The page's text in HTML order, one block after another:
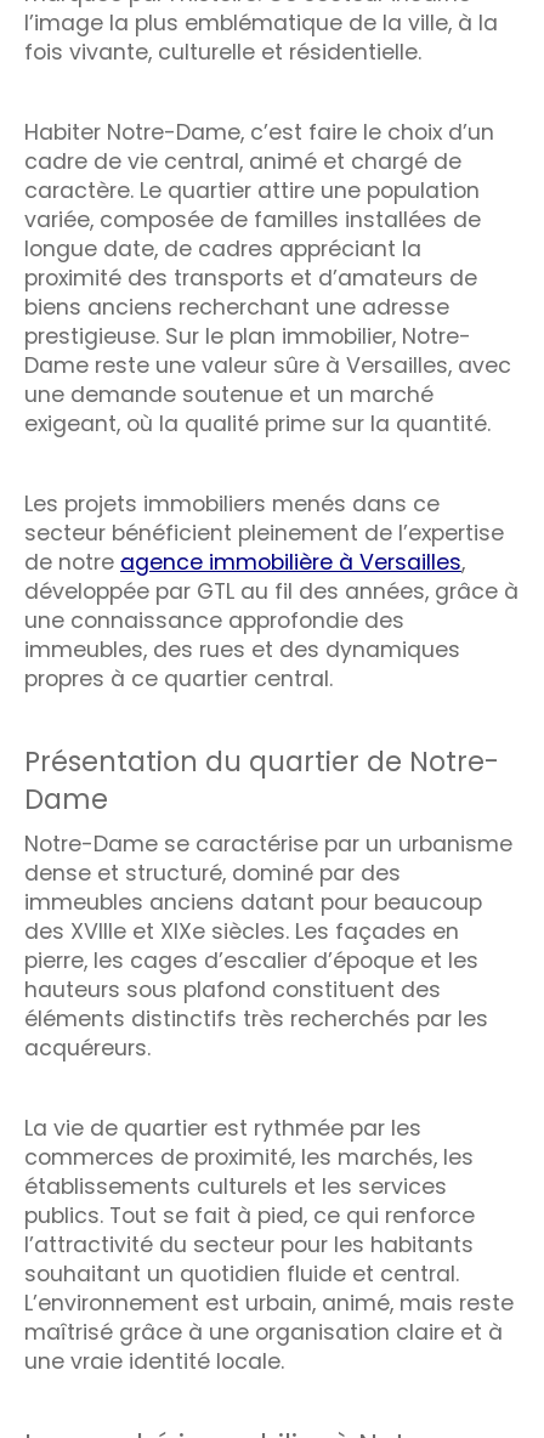
l’image la plus emblématique de la ville, à la
fois vivante, culturelle et résidentielle.
Habiter Notre-Dame, c’est faire le choix d’un
cadre de vie central, animé et chargé de
caractère. Le quartier attire une population
variée, composée de familles installées de
longue date, de cadres appréciant la
proximité des transports et d’amateurs de
biens anciens recherchant une adresse
prestigieuse. Sur le plan immobilier, Notre-
Dame reste une valeur sûre à Versailles, avec
une demande soutenue et un marché
exigeant, où la qualité prime sur la quantité.
Les projets immobiliers menés dans ce
secteur bénéficient pleinement de l’expertise
de notre agence immobilière à Versailles,
développée par GTL au fil des années, grâce à
une connaissance approfondie des
immeubles, des rues et des dynamiques
propres à ce quartier central.
Présentation du quartier de Notre-
Dame
Notre-Dame se caractérise par un urbanisme
dense et structuré, dominé par des
immeubles anciens datant pour beaucoup
des XVIIIe et XIXe siècles. Les façades en
pierre, les cages d’escalier d’époque et les
hauteurs sous plafond constituent des
éléments distinctifs très recherchés par les
acquéreurs.
La vie de quartier est rythmée par les
commerces de proximité, les marchés, les
établissements culturels et les services
publics. Tout se fait à pied, ce qui renforce
l’attractivité du secteur pour les habitants
souhaitant un quotidien fluide et central.
L’environnement est urbain, animé, mais reste
maîtrisé grâce à une organisation claire et à
une vraie identité locale.